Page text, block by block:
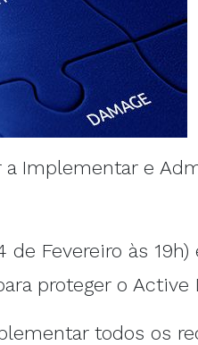
Implementar e
de Fevereiro às
proteger o Active
todos os